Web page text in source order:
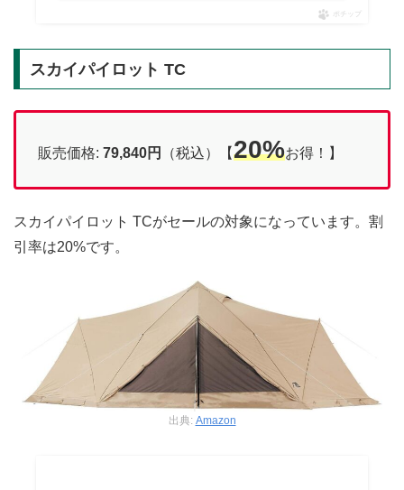
ポチップ
スカイパイロット TC
販売価格: 79,840円 （税込）【20%お得！】
スカイパイロット TCがセールの対象になっています。割
引率は20%です。
出典: Amazon